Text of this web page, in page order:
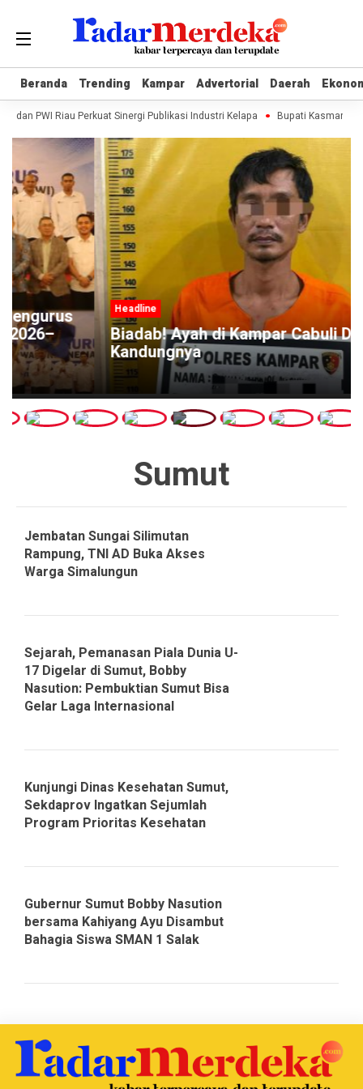
Beranda Trending Kampar Advertorial Daerah
Beranda Trending Kampar Advertorial Daerah
dan PWI Riau Perkuat Sinergi Publikasi Industri Kelapa Bupati Kasmarni
Headline
Biadab! Ayah di Kampar Cabuli Dua Anak
Kandungnya
Sumut
Jembatan Sungai Silimutan
Rampung, TNI AD Buka Akses
Warga Simalungun
Sejarah, Pemanasan Piala Dunia U-
17 Digelar di Sumut, Bobby
Nasution: Pembuktian Sumut Bisa
Gelar Laga Internasional
Kunjungi Dinas Kesehatan Sumut,
Sekdaprov Ingatkan Sejumlah
Program Prioritas Kesehatan
Gubernur Sumut Bobby Nasution
bersama Kahiyang Ayu Disambut
Bahagia Siswa SMAN 1 Salak